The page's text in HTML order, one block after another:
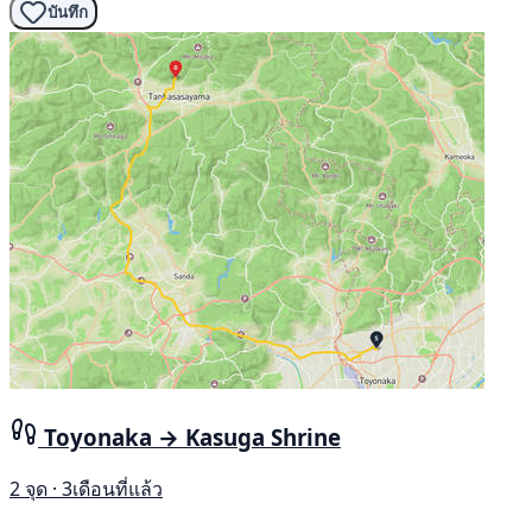
บันทึก
Toyonaka → Kasuga Shrine
2 จุด · 3เดือนที่แล้ว